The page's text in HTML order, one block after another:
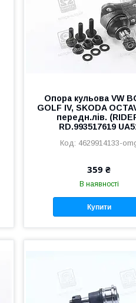
Опора кульова VW
GOLF IV, SKODA
передн.лів.
RD.993517619
4629914133-
359 ₴
В наявності
Купити